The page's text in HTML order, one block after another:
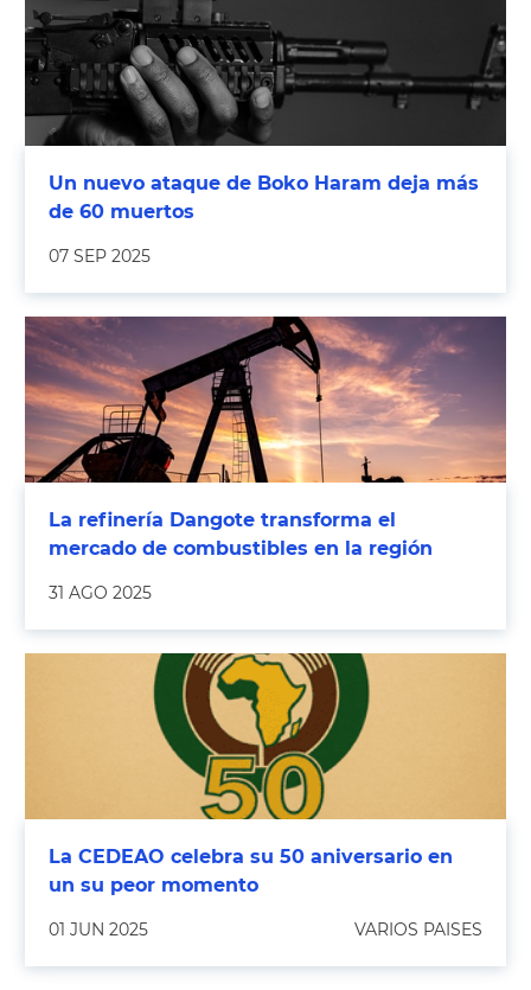
Un nuevo ataque de Boko Haram deja más
de 60 muertos
07 SEP 2025
La refinería Dangote transforma el
mercado de combustibles en la región
31 AGO 2025
La CEDEAO celebra su 50 aniversario en
un su peor momento
01 JUN 2025 VARIOS PAISES